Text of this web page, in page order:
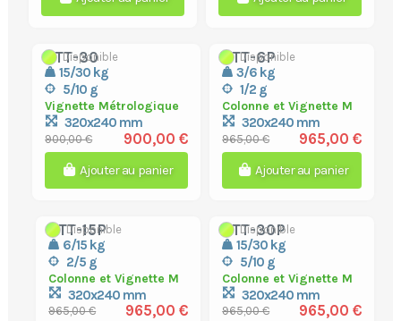
CTT-30
15/30 kg
5/10 g
Vignette Métrologique
320x240 mm
Disponible
900,00 € 900,00 €
Ajouter au panier
CTT-6P
3/6 kg
1/2 g
Colonne et Vignette M
320x240 mm
Disponible
965,00 € 965,00 €
Ajouter au panier
CTT-15P
6/15 kg
2/5 g
Colonne et Vignette M
320x240 mm
Disponible
965,00 € 965,00 €
CTT-30P
15/30 kg
5/10 g
Colonne et Vignette M
320x240 mm
Disponible
965,00 € 965,00 €